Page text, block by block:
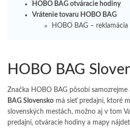
HOBO BAG otváracie hodiny
Vrátenie tovaru HOBO BAG
HOBO BAG – reklamácia
HOBO BAG
Značka HOBO BAG pôsobí samozrejme
BAG Slovensko má sieť predajní, ktoré
slovenských mestách, možno aj v tom
predajní, otváracie hodiny a mapy